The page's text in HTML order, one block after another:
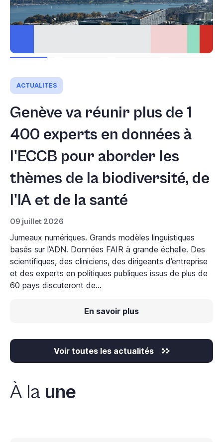
ACTUALITÉS
Genève va réunir plus de 1
400 experts en données à
l'ECCB pour aborder les
thèmes de la biodiversité, de
l'IA et de la santé
09 juillet 2026
Jumeaux numériques. Grands modèles linguistiques
basés sur l’ADN. Données FAIR à grande échelle. Des
scientifiques, des cliniciens, des dirigeants d’entreprise
et des experts en politiques publiques issus de plus de
60 pays discuteront de...
En savoir plus
Voir toutes les actualités
À la une